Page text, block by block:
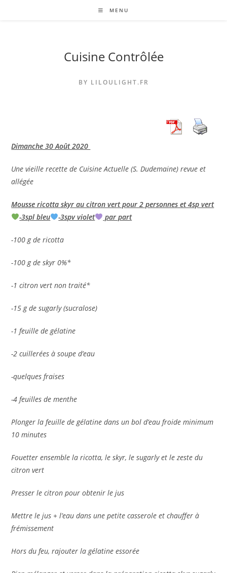
MENU
Cuisine Contrôlée
BY LILOULIGHT.FR
Dimanche 30 Août 2020
Une vieille recette de Cuisine Actuelle (S. Dudemaine) revue et
allégée
Mousse ricotta skyr au citron vert pour 2 personnes et 4sp vert
-3spl bleu
-3spv violet par part
-100 g de ricotta
-100 g de skyr 0%*
-1 citron vert non traité*
-15 g de sugarly (sucralose)
-1 feuille de gélatine
-2 cuillerées à soupe d’eau
-quelques fraises
-4 feuilles de menthe
Plonger la feuille de gélatine dans un bol d’eau froide minimum
10 minutes
Fouetter ensemble la ricotta, le skyr, le sugarly et le zeste du
citron vert
Presser le citron pour obtenir le jus
Mettre le jus + l’eau dans une petite casserole et chauffer à
frémissement
Hors du feu, rajouter la gélatine essorée